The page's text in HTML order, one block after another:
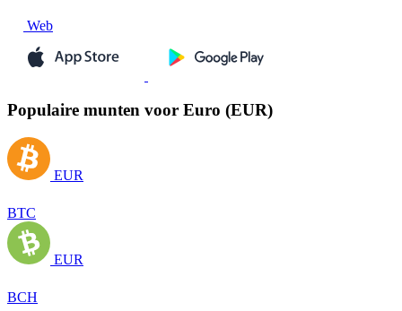
Web
Populaire munten voor Euro (EUR)
EUR
BTC
EUR
BCH